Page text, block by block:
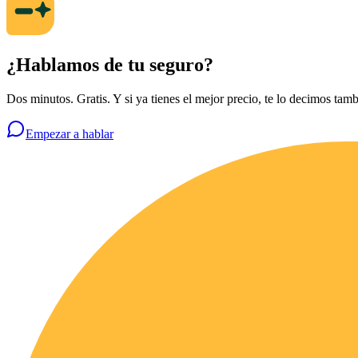
¿Hablamos de tu seguro?
Dos minutos. Gratis. Y si ya tienes el mejor precio, te lo decimos
Empezar a hablar